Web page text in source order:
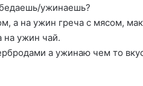
ужинаешь?
а на ужин греча с мясом,
на ужин чай.
а ужинаю чем то